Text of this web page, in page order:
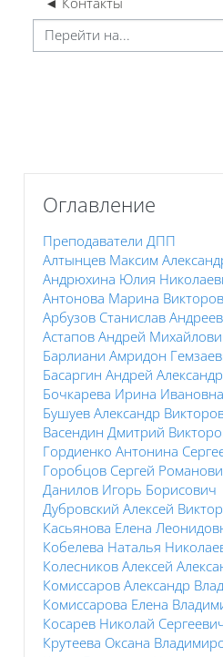
на...
Оглавление
Преподаватели ДПП
Алтынцев Максим
Андрюхина Юлия
Антонова Марина
Арбузов Станислав
Астапов Андрей
Барлиани Амридон
Басаргин Андрей
Бочкарева Ирина Ивановна
Бушуев Александр
Васендин Дмитрий
Гордиенко Антонина
Горобцов Сергей
Данилов Игорь Борисович
Дубровский Алексей
Касьянова Елена
Кобелева Наталья
Колесников Алексей
Комиссаров Александр
Комиссарова Елена
Косарев Николай
Крутеева Оксана